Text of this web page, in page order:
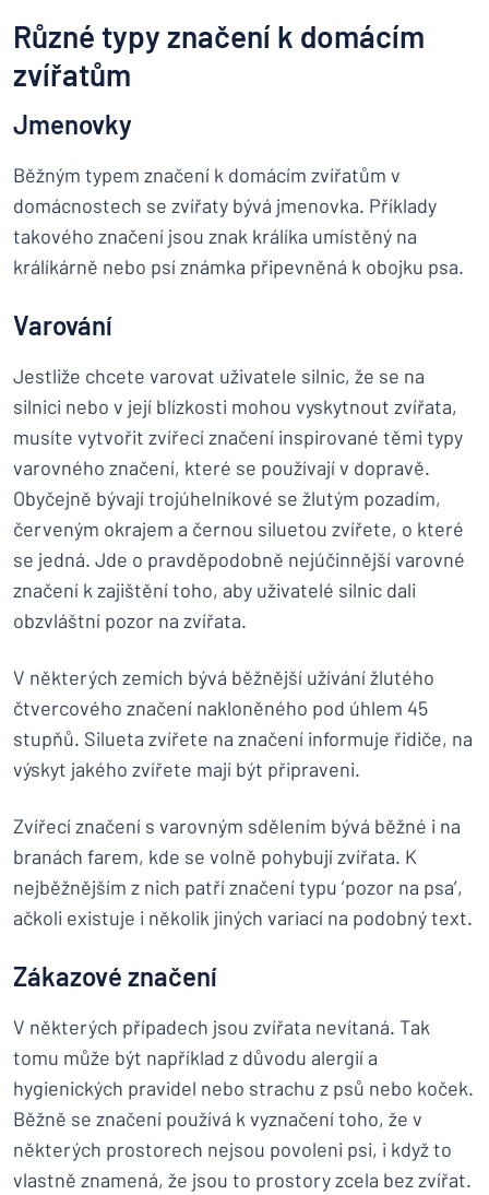
Různé typy značení k domácím
zvířatům
Jmenovky
Běžným typem značení k domácím zvířatům v
domácnostech se zvířaty bývá jmenovka. Příklady
takového značení jsou znak králíka umístěný na
králíkárně nebo psí známka připevněná k obojku psa.
Varování
Jestliže chcete varovat uživatele silnic, že se na
silnici nebo v její blízkosti mohou vyskytnout zvířata,
musíte vytvořit zvířecí značení inspirované těmi typy
varovného značení, které se používají v dopravě.
Obyčejně bývají trojúhelníkové se žlutým pozadím,
červeným okrajem a černou siluetou zvířete, o které
se jedná. Jde o pravděpodobně nejúčinnější varovné
značení k zajištění toho, aby uživatelé silnic dali
obzvláštní pozor na zvířata.
V některých zemích bývá běžnější užívání žlutého
čtvercového značení nakloněného pod úhlem 45
stupňů. Silueta zvířete na značení informuje řidiče, na
výskyt jakého zvířete mají být připraveni.
Zvířecí značení s varovným sdělením bývá běžné i na
branách farem, kde se volně pohybují zvířata. K
nejběžnějším z nich patří značení typu ’pozor na psa’,
ačkoli existuje i několik jiných variací na podobný text.
Zákazové značení
V některých případech jsou zvířata nevítaná. Tak
tomu může být například z důvodu alergií a
hygienických pravidel nebo strachu z psů nebo koček.
Běžně se značení používá k vyznačení toho, že v
některých prostorech nejsou povoleni psi, i když to
vlastně znamená, že jsou to prostory zcela bez zvířat.